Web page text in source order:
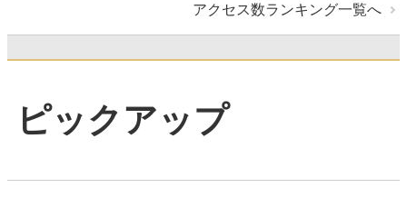
アクセス数ランキング一覧へ
ピックアップ